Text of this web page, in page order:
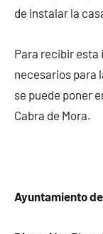
de instalar la
Para recibir esta
necesarios para
se puede poner
Cabra de Mora.
Ayuntamiento